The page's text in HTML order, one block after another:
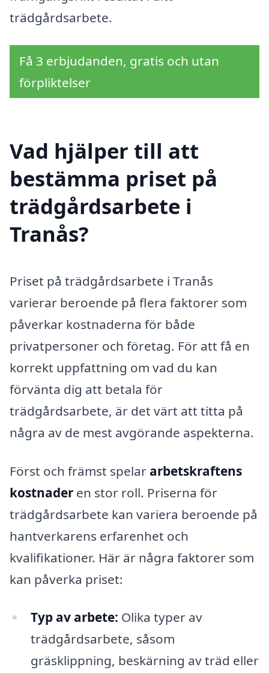
trädgårdsarbete.
Få 3 erbjudanden, gratis och utan
förpliktelser
Vad hjälper till att
bestämma priset på
trädgårdsarbete i
Tranås?
Priset på trädgårdsarbete i Tranås
varierar beroende på flera faktorer som
påverkar kostnaderna för både
privatpersoner och företag. För att få en
korrekt uppfattning om vad du kan
förvänta dig att betala för
trädgårdsarbete, är det värt att titta på
några av de mest avgörande aspekterna.
Först och främst spelar arbetskraftens
kostnader en stor roll. Priserna för
trädgårdsarbete kan variera beroende på
hantverkarens erfarenhet och
kvalifikationer. Här är några faktorer som
kan påverka priset:
Typ av arbete: Olika typer av
trädgårdsarbete, såsom
gräsklippning, beskärning av träd eller